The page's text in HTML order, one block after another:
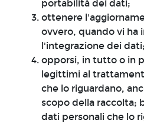
portabilità dei dati;
ottenere
ovvero, quando vi ha
l'integrazione dei dati;
opporsi, in tutto o in
legittimi al
che lo riguardano,
scopo della raccolta;
dati personali che lo